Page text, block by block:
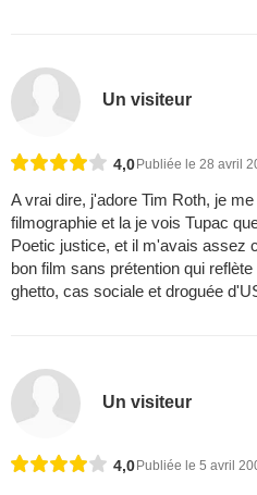
Un visiteur
4,0 Publiée le 28 avril
A vrai dire, j'adore Tim Roth, je
filmographie et la je vois Tupac
Poetic justice, et il m'avais assez
bon film sans prétention qui
ghetto, cas sociale et droguée
Un visiteur
4,0 Publiée le 5 avril